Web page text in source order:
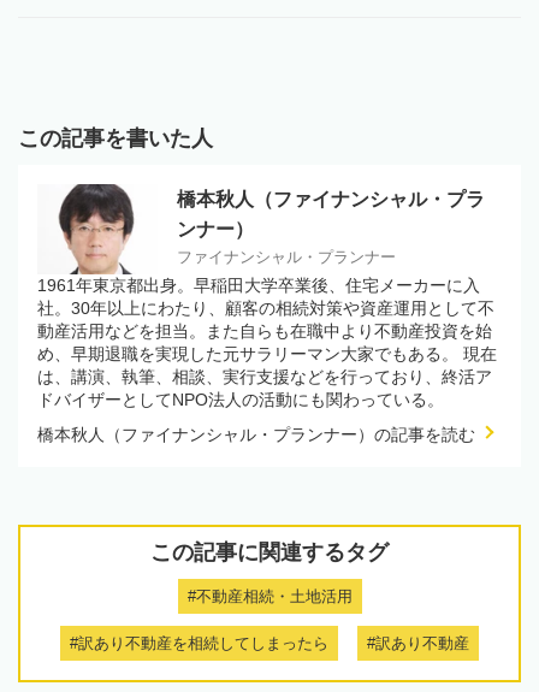
この記事を書いた人
橋本秋人（ファイナンシャル・プラ
ンナー）
ファイナンシャル・プランナー
1961年東京都出身。早稲田大学卒業後、住宅メーカーに入
社。30年以上にわたり、顧客の相続対策や資産運用として不
動産活用などを担当。また自らも在職中より不動産投資を始
め、早期退職を実現した元サラリーマン大家でもある。 現在
は、講演、執筆、相談、実行支援などを行っており、終活ア
ドバイザーとしてNPO法人の活動にも関わっている。
橋本秋人（ファイナンシャル・プランナー）の記事を読む
この記事に関連するタグ
#不動産相続・土地活用
#訳あり不動産を相続してしまったら #訳あり不動産